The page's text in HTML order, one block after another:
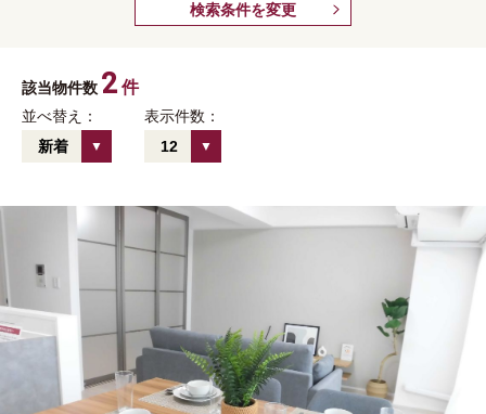
検索条件を変更
該当物件数 2 件
並べ替え：
新着
表示件数：
12